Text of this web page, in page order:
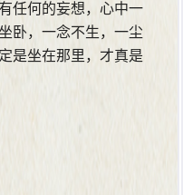
任何的妄想，心中一
卧，一念不生，一尘
是坐在那里，才真是